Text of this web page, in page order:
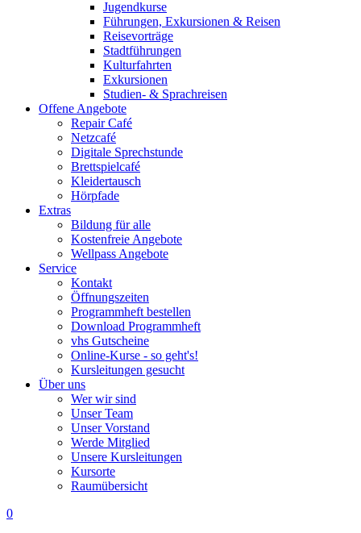
Jugendkurse
Führungen, Exkursionen & Reisen
Reisevorträge
Stadtführungen
Kulturfahrten
Exkursionen
Studien- & Sprachreisen
Offene Angebote
Repair Café
Netzcafé
Digitale Sprechstunde
Brettspielcafé
Kleidertausch
Hörpfade
Extras
Bildung für alle
Kostenfreie Angebote
Wellpass Angebote
Service
Kontakt
Öffnungszeiten
Programmheft bestellen
Download Programmheft
vhs Gutscheine
Online-Kurse - so geht's!
Kursleitungen gesucht
Über uns
Wer wir sind
Unser Team
Unser Vorstand
Werde Mitglied
Unsere Kursleitungen
Kursorte
Raumübersicht
0